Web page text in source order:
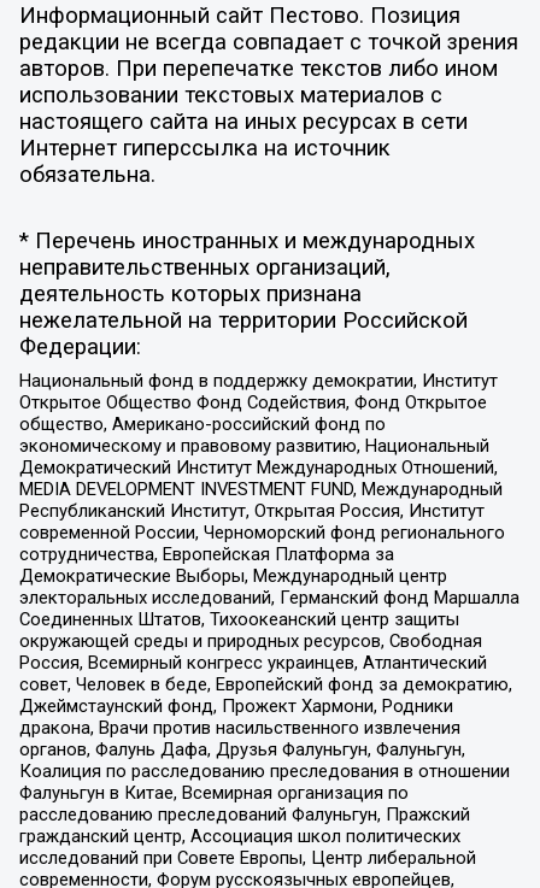
Информационный сайт Пестово. Позиция
редакции не всегда совпадает с точкой зрения
авторов. При перепечатке текстов либо ином
использовании текстовых материалов с
настоящего сайта на иных ресурсах в сети
Интернет гиперссылка на источник
обязательна.
* Перечень иностранных и международных
неправительственных организаций,
деятельность которых признана
нежелательной на территории Российской
Федерации:
Национальный фонд в поддержку демократии, Институт
Открытое Общество Фонд Содействия, Фонд Открытое
общество, Американо-российский фонд по
экономическому и правовому развитию, Национальный
Демократический Институт Международных Отношений,
MEDIA DEVELOPMENT INVESTMENT FUND, Международный
Республиканский Институт, Открытая Россия, Институт
современной России, Черноморский фонд регионального
сотрудничества, Европейская Платформа за
Демократические Выборы, Международный центр
электоральных исследований, Германский фонд Маршалла
Соединенных Штатов, Тихоокеанский центр защиты
окружающей среды и природных ресурсов, Свободная
Россия, Всемирный конгресс украинцев, Атлантический
совет, Человек в беде, Европейский фонд за демократию,
Джеймстаунский фонд, Прожект Хармони, Родники
дракона, Врачи против насильственного извлечения
органов, Фалунь Дафа, Друзья Фалуньгун, Фалуньгун,
Коалиция по расследованию преследования в отношении
Фалуньгун в Китае, Всемирная организация по
расследованию преследований Фалуньгун, Пражский
гражданский центр, Ассоциация школ политических
исследований при Совете Европы, Центр либеральной
современности, Форум русскоязычных европейцев,